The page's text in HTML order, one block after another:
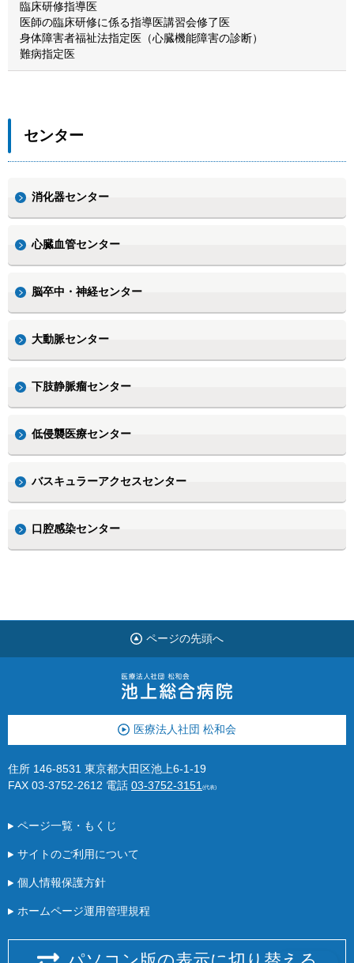
臨床研修指導医
医師の臨床研修に係る指導医講習会修了医
身体障害者福祉法指定医（心臓機能障害の診断）
難病指定医
センター
消化器センター
心臓血管センター
脳卒中・神経センター
大動脈センター
下肢静脈瘤センター
低侵襲医療センター
バスキュラーアクセスセンター
口腔感染センター
ページの先頭へ
医療法人社団 松和会
住所 146-8531 東京都大田区池上6-1-19
FAX 03-3752-2612 電話 03-3752-3151 (代表)
ページ一覧・もくじ
サイトのご利用について
個人情報保護方針
ホームページ運用管理規程